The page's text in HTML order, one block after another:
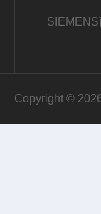
SIEMENS
Copyright ©